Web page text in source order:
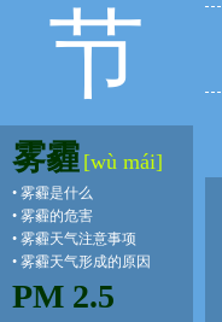
节
雾霾 [wù mái]
• 雾霾是什么
• 雾霾的危害
• 雾霾天气注意事项
• 雾霾天气形成的原因
PM 2.5